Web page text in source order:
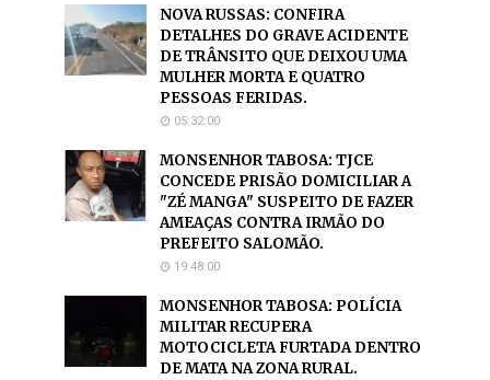
NOVA RUSSAS: CONFIRA
DETALHES DO GRAVE ACIDENTE
DE TRÂNSITO QUE DEIXOU UMA
MULHER MORTA E QUATRO
PESSOAS FERIDAS.
05:32:00
MONSENHOR TABOSA: TJCE
CONCEDE PRISÃO DOMICILIAR A
"ZÉ MANGA" SUSPEITO DE FAZER
AMEAÇAS CONTRA IRMÃO DO
PREFEITO SALOMÃO.
19:48:00
MONSENHOR TABOSA: POLÍCIA
MILITAR RECUPERA
MOTOCICLETA FURTADA DENTRO
DE MATA NA ZONA RURAL.